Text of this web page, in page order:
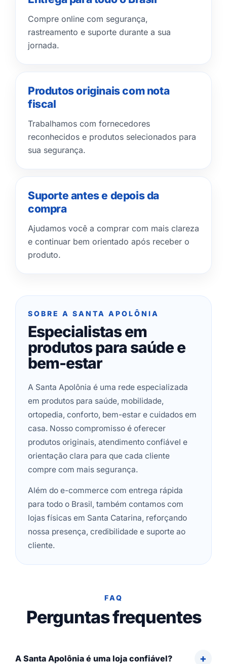
Compre online com segurança,
rastreamento e suporte durante a sua
jornada.
Produtos originais com nota
fiscal
Trabalhamos com fornecedores
reconhecidos e produtos selecionados para
sua segurança.
Suporte antes e depois da
compra
Ajudamos você a comprar com mais clareza
e continuar bem orientado após receber o
produto.
SOBRE A SANTA APOLÔNIA
Especialistas em
produtos para saúde e
bem-estar
A Santa Apolônia é uma rede especializada
em produtos para saúde, mobilidade,
ortopedia, conforto, bem-estar e cuidados em
casa. Nosso compromisso é oferecer
produtos originais, atendimento confiável e
orientação clara para que cada cliente
compre com mais segurança.
Além do e-commerce com entrega rápida
para todo o Brasil, também contamos com
lojas físicas em Santa Catarina, reforçando
nossa presença, credibilidade e suporte ao
cliente.
FAQ
Perguntas frequentes
A Santa Apolônia é uma loja confiável?